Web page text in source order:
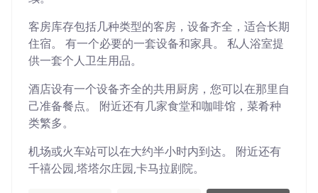
客房库存包括几种类型的客房，设备齐全，适合长期
住宿。 有一个必要的一套设备和家具。 私人浴室提
供一套个人卫生用品。
酒店设有一个设备齐全的共用厨房，您可以在那里自
己准备餐点。 附近还有几家食堂和咖啡馆，菜肴种
类繁多。
机场或火车站可以在大约半小时内到达。 附近还有
千禧公园,塔塔尔庄园,卡马拉剧院。